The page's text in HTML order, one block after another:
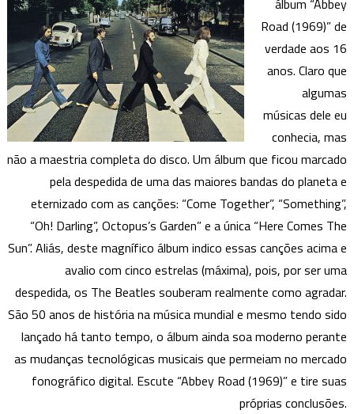
álbum “Abbey
Road (1969)” de
verdade aos 16
anos. Claro que
algumas
músicas dele eu
conhecia, mas
não a maestria completa do disco. Um álbum que ficou marcado
pela despedida de uma das maiores bandas do planeta e
eternizado com as canções: “Come Together”, “Something”,
“Oh! Darling”, Octopus’s Garden” e a única “Here Comes The
Sun”. Aliás, deste magnífico álbum indico essas canções acima e
avalio com cinco estrelas (máxima), pois, por ser uma
despedida, os The Beatles souberam realmente como agradar.
São 50 anos de história na música mundial e mesmo tendo sido
lançado há tanto tempo, o álbum ainda soa moderno perante
as mudanças tecnológicas musicais que permeiam no mercado
fonográfico digital. Escute “Abbey Road (1969)” e tire suas
próprias conclusões.